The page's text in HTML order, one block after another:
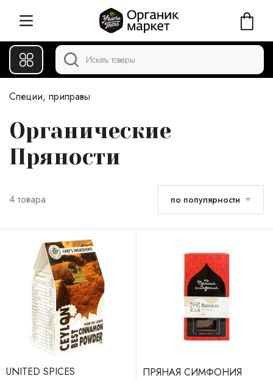
Специи, приправы
Органические
Пряности
4 товара по популярности
UNITED SPICES
ПРЯНАЯ СИМФОНИЯ